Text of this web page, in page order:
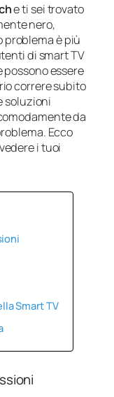
e ti sei trovato
nero,
problema è più
di smart TV
possono essere
correre subito
soluzioni
da
Ecco
i tuoi
Smart TV